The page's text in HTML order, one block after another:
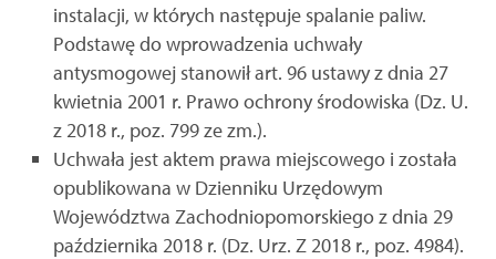
instalacji, w których następuje spalanie paliw.
Podstawę do wprowadzenia uchwały
antysmogowej stanowił art. 96 ustawy z dnia 27
kwietnia 2001 r. Prawo ochrony środowiska (Dz. U.
z 2018 r., poz. 799 ze zm.).
Uchwała jest aktem prawa miejscowego i została
opublikowana w Dzienniku Urzędowym
Województwa Zachodniopomorskiego z dnia 29
października 2018 r. (Dz. Urz. Z 2018 r., poz. 4984).